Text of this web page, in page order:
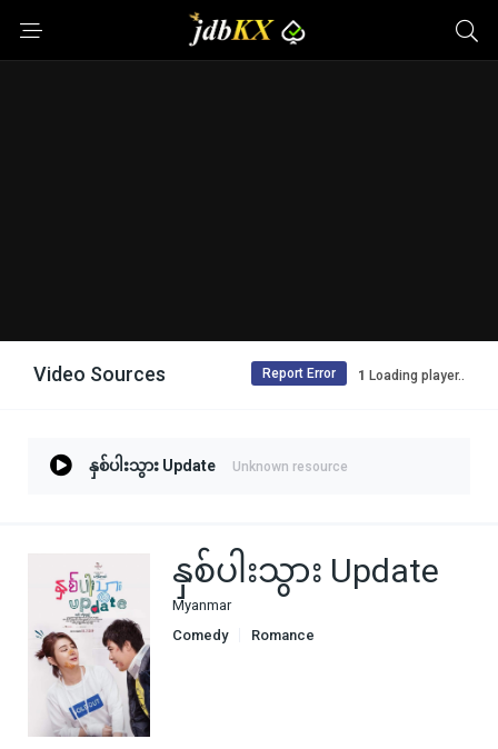
Video Sources Loading player..
Report Error
နှစ်ပါးသွား Update Unknown resource
နှစ်ပါးသွား Update
Myanmar
Comedy
Romance